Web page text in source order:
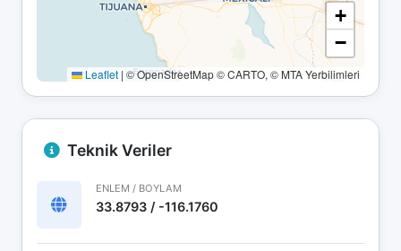
+
−
Leaflet | © OpenStreetMap © CARTO, © MTA Yerbilimleri
Teknik Veriler
ENLEM / BOYLAM
33.8793 / -116.1760